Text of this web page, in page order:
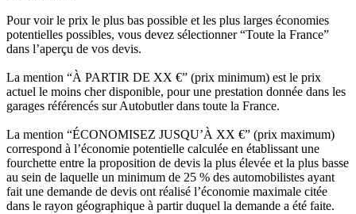
Pour voir le prix le plus bas possible et les plus larges économies
potentielles possibles, vous devez sélectionner “Toute la France”
dans l’aperçu de vos devis.
La mention “À PARTIR DE XX €” (prix minimum) est le prix
actuel le moins cher disponible, pour une prestation donnée dans les
garages référencés sur Autobutler dans toute la France.
La mention “ÉCONOMISEZ JUSQU’À XX €” (prix maximum)
correspond à l’économie potentielle calculée en établissant une
fourchette entre la proposition de devis la plus élevée et la plus basse
au sein de laquelle un minimum de 25 % des automobilistes ayant
fait une demande de devis ont réalisé l’économie maximale citée
dans le rayon géographique à partir duquel la demande a été faite.